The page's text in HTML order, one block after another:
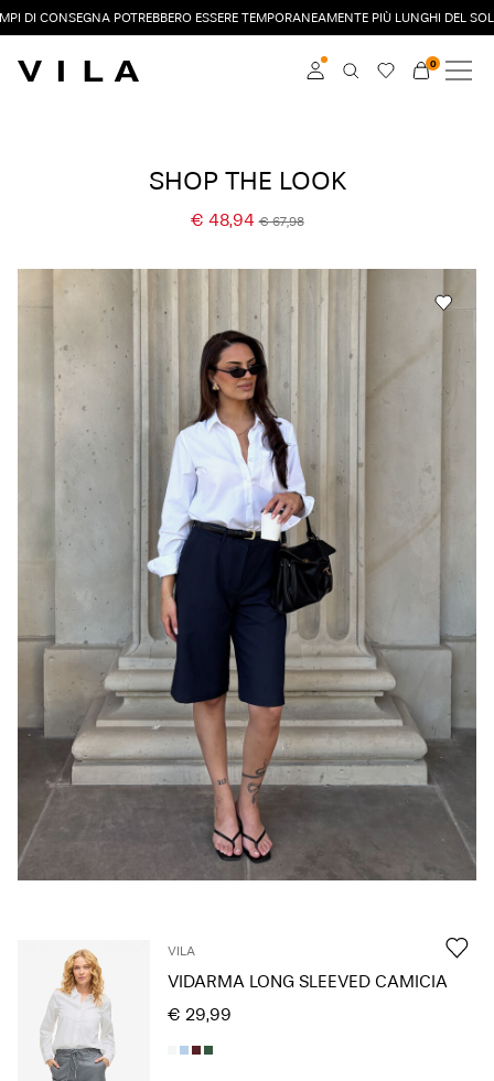
DI CONSEGNA POTREBBERO ESSERE TEMPORANEAMENTE PIÙ LUNGHI DEL
Diventa membro
0
NUOVI ARRIVI
DI TENDENZA
VILA CLUB
ROUGE EDIT
Accedi
Domande?
Italia
/
SHOP THE LOOK
€ 48,94 € 67,98
VILA
VIDARMA LONG SLEEVED CAMICIA
€ 29,99